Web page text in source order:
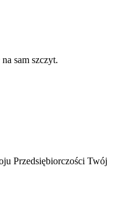
sam szczyt.
Przedsiębiorczości Twój